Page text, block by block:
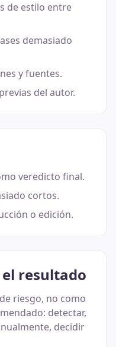
de estilo entre
demasiado
y fuentes.
del autor.
veredicto final.
cortos.
o edición.
resultado
riesgo, no como
detectar,
decidir